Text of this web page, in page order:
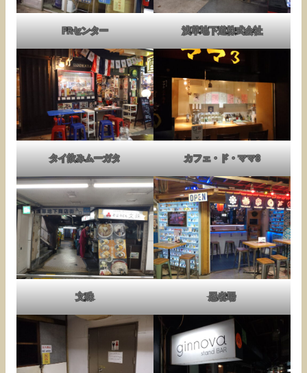
PRセンター 浅草地下道株式会社
タイ飲みムーガタ カフェ・ド・ママ3
文殊 忍者場